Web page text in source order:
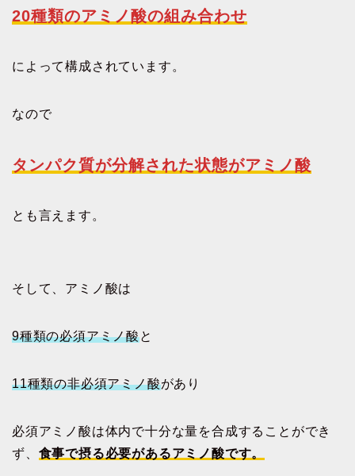
20種類のアミノ酸の組み合わせ
によって構成されています。
なので
タンパク質が分解された状態がアミノ酸
とも言えます。
そして、アミノ酸は
9種類の必須アミノ酸と
11種類の非必須アミノ酸があり
必須アミノ酸は体内で十分な量を合成することができ
ず、 食事で摂る必要があるアミノ酸です。